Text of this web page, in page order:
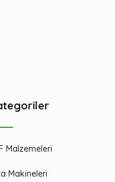
Malzemeleri
Makineleri